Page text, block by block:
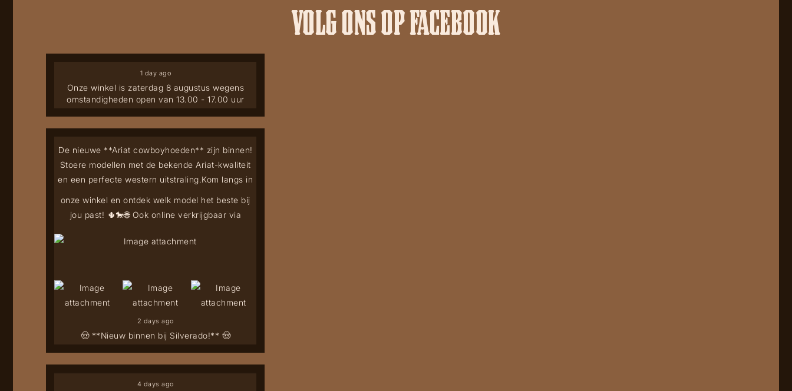
VOLG ONS OP FACEBOOK
Onze winkel is zaterdag 8 augustus wegens
omstandigheden open van 13.00 - 17.00 uur
1 day ago
🤠 **Nieuw binnen bij Silverado!** 🤠
De nieuwe **Ariat cowboyhoeden** zijn binnen!
Stoere modellen met de bekende Ariat-kwaliteit
en een perfecte western uitstraling.Kom langs in
onze winkel en ontdek welk model het beste bij
jou past! 🌵🐎🌐 Ook online verkrijgbaar via
2 days ago
4 days ago